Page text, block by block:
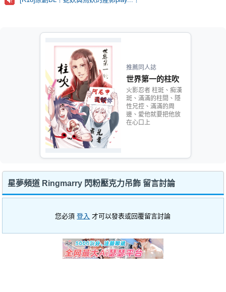
推薦同人誌
世界第一的柱吹
火影忍者 柱斑、痴漢
斑、滿滿的柱間、隱
性兄控、滿滿的周
邊、愛他就要把他放
在心口上
星夢頻道 Ringmarry 閃粉壓克力吊飾 留言討論
您必須登入 才可以發表或回覆留言討論